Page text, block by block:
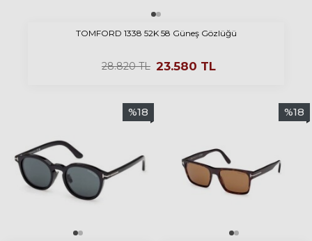
TOMFORD 1338 52K 58 Güneş Gözlüğü
28.820TL 23.580 TL
%18 %18